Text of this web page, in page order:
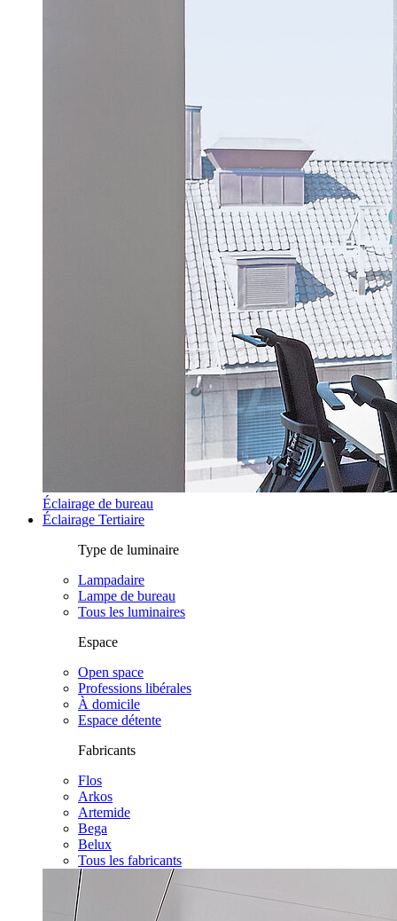
Éclairage de bureau
Éclairage Tertiaire
Type de luminaire
Lampadaire
Lampe de bureau
Tous les luminaires
Espace
Open space
Professions libérales
À domicile
Espace détente
Fabricants
Flos
Arkos
Artemide
Bega
Belux
Tous les fabricants